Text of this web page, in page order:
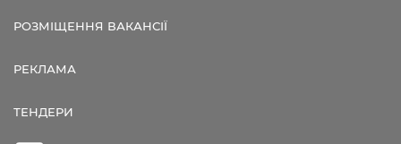
РОЗМІЩЕННЯ ВАКАНСІЇ
РЕКЛАМА
ТЕНДЕРИ